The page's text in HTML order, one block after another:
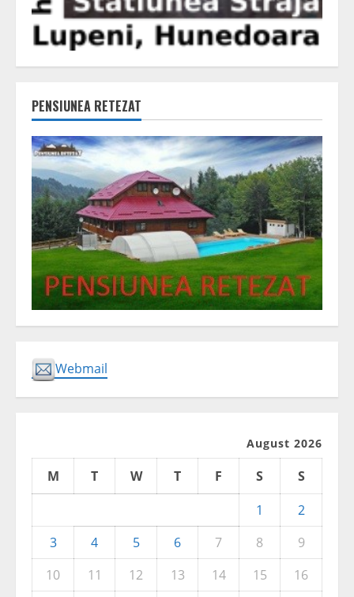
PENSIUNEA RETEZAT
Webmail
August 2026
M T W T F S
S
1
2
3
4 5 6 7 8
9
10
11 12 13 14 15
16